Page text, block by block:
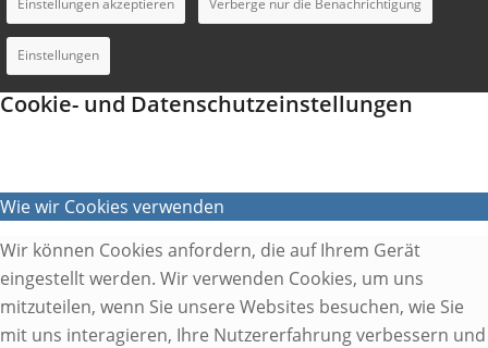
Einstellungen akzeptieren Verberge nur die Benachrichtigung
Einstellungen
Cookie- und Datenschutzeinstellungen
Wie wir Cookies verwenden
Wir können Cookies anfordern, die auf Ihrem Gerät
eingestellt werden. Wir verwenden Cookies, um uns
mitzuteilen, wenn Sie unsere Websites besuchen, wie Sie
mit uns interagieren, Ihre Nutzererfahrung verbessern und